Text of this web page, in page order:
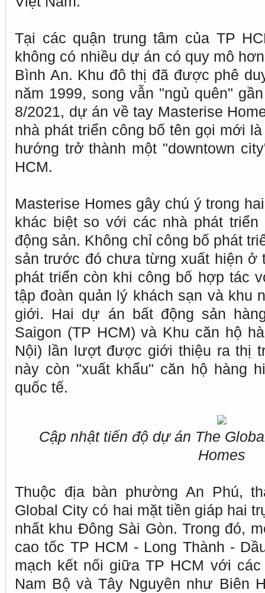
Tại các quận trung tâm của TP
không có nhiều dự án có quy mô
Bình An. Khu đô thị đã được phê
năm 1999, song vẫn "ngủ quên"
8/2021, dự án về tay Masterise
nhà phát triển công bố tên gọi mới
hướng trở thành một "downtown
HCM.
Masterise Homes gây chú ý trong
khác biệt so với các nhà phát
động sản. Không chỉ công bố phát
sản trước đó chưa từng xuất hiện ở
phát triển còn khi công bố hợp tác
tập đoàn quản lý khách sạn và khu
giới. Hai dự án bất động sản
Saigon (TP HCM) và Khu căn hộ
Nội) lần lượt được giới thiệu ra thị
này còn "xuất khẩu" căn hộ hàng
quốc tế.
Cập nhật tiến độ dự án The
Homes
Thuộc địa bàn phường An Phú,
Global City có hai mặt tiền giáp hai
nhất khu Đông Sài Gòn. Trong đó,
cao tốc TP HCM - Long Thành -
mạch kết nối giữa TP HCM với
Nam Bộ và Tây Nguyên như Biên